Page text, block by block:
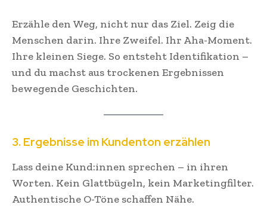
Erzähle den Weg, nicht nur das Ziel. Zeig die
Menschen darin. Ihre Zweifel. Ihr Aha-Moment.
Ihre kleinen Siege. So entsteht Identifikation –
und du machst aus trockenen Ergebnissen
bewegende Geschichten.
3. Ergebnisse im Kundenton erzählen
Lass deine Kund:innen sprechen – in ihren
Worten. Kein Glattbügeln, kein Marketingfilter.
Authentische O-Töne schaffen Nähe.